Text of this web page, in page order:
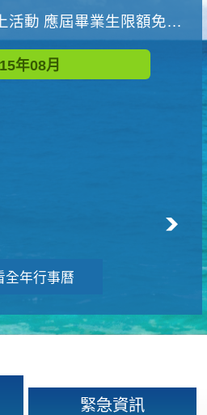
應屆畢業生限額免費參加
年08月
全年行事曆
緊急資訊